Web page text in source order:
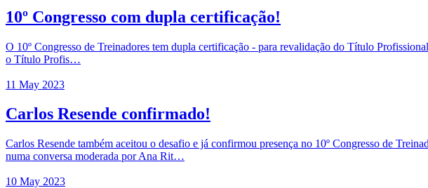
10º Congresso com dupla certificação!
O 10º Congresso de Treinadores tem dupla certificação - para revalidação do Título
o Título Profis…
11 May 2023
Carlos Resende confirmado!
Carlos Resende também aceitou o desafio e já confirmou presença no 10º Congresso de
numa conversa moderada por Ana Rit…
10 May 2023